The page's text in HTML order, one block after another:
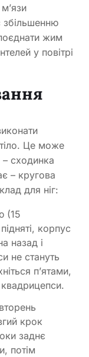
збільшенню
жим
у повітрі
Це може
сходинка
– кругова
для ніг:
(15
корпус
назад і
не стануть
п’ятами,
квадрицепси.
крок
заднє
потім